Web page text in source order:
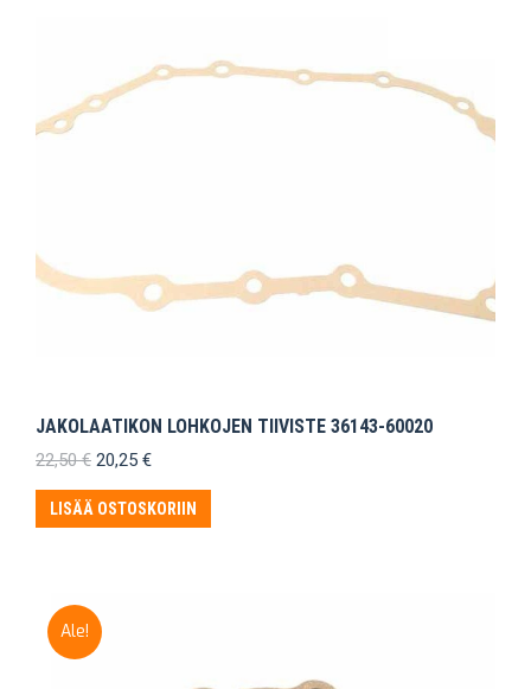
JAKOLAATIKON LOHKOJEN TIIVISTE 36143-60020
22,50€ Alkuperäinen
oli:
22,50 €.
20,25 €Nykyinen
on:
20,25 €.
LISÄÄ OSTOSKORIIN
Ale!